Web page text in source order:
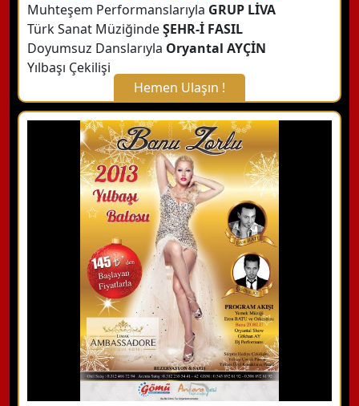
Muhteşem Performanslarıyla GRUP LİVA
Türk Sanat MüziğindeŞEHR-İ FASIL
Doyumsuz Danslarıyla Oryantal AYÇİN
Yılbaşı Çekilişi
Hemen Ulaşın !
X Kapat
WhatsApp ile Bilgi Alın
Hemen Arayın
Detaylı Bilgi Alın